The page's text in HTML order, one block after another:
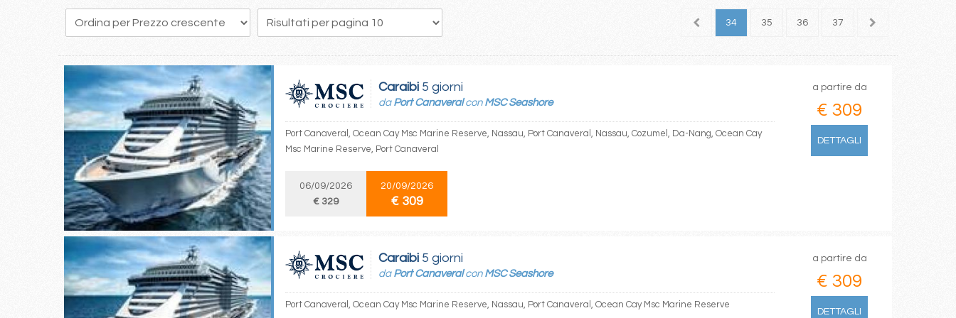
16 17 18 19 21 22 23 24 33 34 35 36 37 38
Caraibi 5 giorni
da Port Canaveralcon MSC Seashore
Port Canaveral, Ocean Cay Msc Marine Reserve, Nassau, Port Canaveral, Nassau, Cozumel, Da-Nang, Ocean Cay
Msc Marine Reserve, Port Canaveral
06/09/2026
€ 329
20/09/2026
€ 309
a partire da
€ 309
DETTAGLI
Caraibi 5 giorni
da Port Canaveralcon MSC Seashore
Port Canaveral, Ocean Cay Msc Marine Reserve, Nassau, Port Canaveral, Ocean Cay Msc Marine Reserve
a partire da
€ 309
DETTAGLI